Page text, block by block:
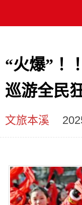
“火爆” ！
巡游全民
文旅本溪